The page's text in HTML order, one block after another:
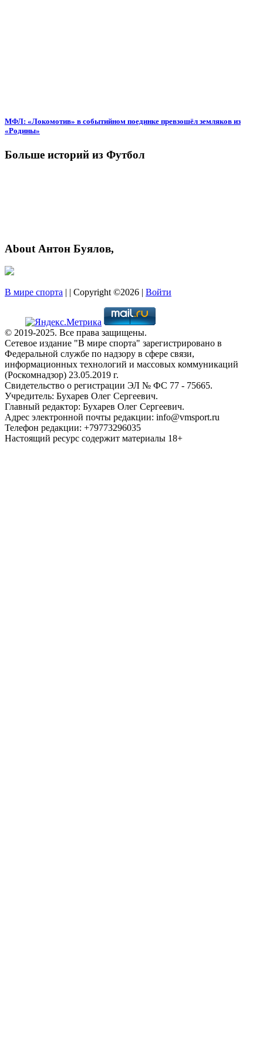
МФЛ: «Локомотив» в событийном поединке превзошёл земляков из
«Родины»
Больше историй из Футбол
About Антон Буялов,
В мире спорта | | Copyright ©2026 | Войти
© 2019-2025. Все права защищены.
Сетевое издание "В мире спорта" зарегистрировано в
Федеральной службе по надзору в сфере связи,
информационных технологий и массовых коммуникаций
(Роскомнадзор) 23.05.2019 г.
Свидетельство о регистрации ЭЛ № ФС 77 - 75665.
Учредитель: Бухарев Олег Сергеевич.
Главный редактор: Бухарев Олег Сергеевич.
Адрес электронной почты редакции: info@vmsport.ru
Телефон редакции: +79773296035
Настоящий ресурс содержит материалы 18+